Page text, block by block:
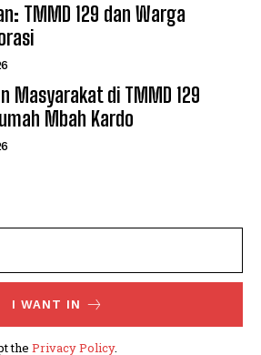
TMMD 129 dan Warga
Masyarakat di TMMD 129
Mbah Kardo
I WANT IN
the Privacy Policy.